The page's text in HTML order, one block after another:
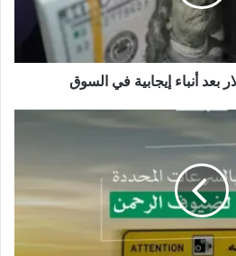
ب
بعد أنباء إيجابية في السوق